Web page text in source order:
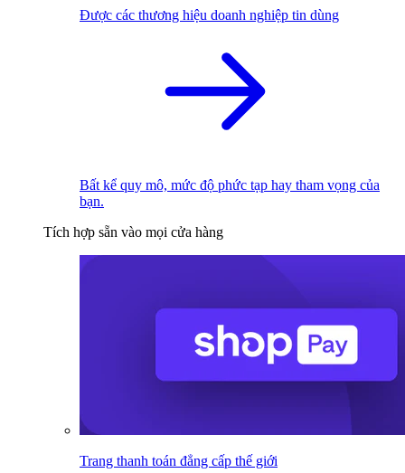
Được các thương hiệu doanh nghiệp tin dùng
Bất kể quy mô, mức độ phức tạp hay tham vọng của
bạn.
Tích hợp sẵn vào mọi cửa hàng
Trang thanh toán đẳng cấp thế giới